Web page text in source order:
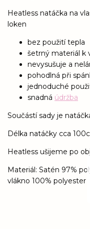
Heatless natáčka na
loken
bez použití tepla
šetrný materiál k
nevysušuje a
pohodlná při
jednoduché
snadná údržba
Součástí sady je
Délka natáčky cca
Heatless ušijeme po
Materiál: Satén 97%
vlákno 100% polyester